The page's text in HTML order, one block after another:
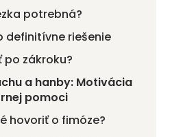
potrebná?
definitívne riešenie
zákroku?
a hanby: Motivácia
pomoci
hovoriť o fimóze?